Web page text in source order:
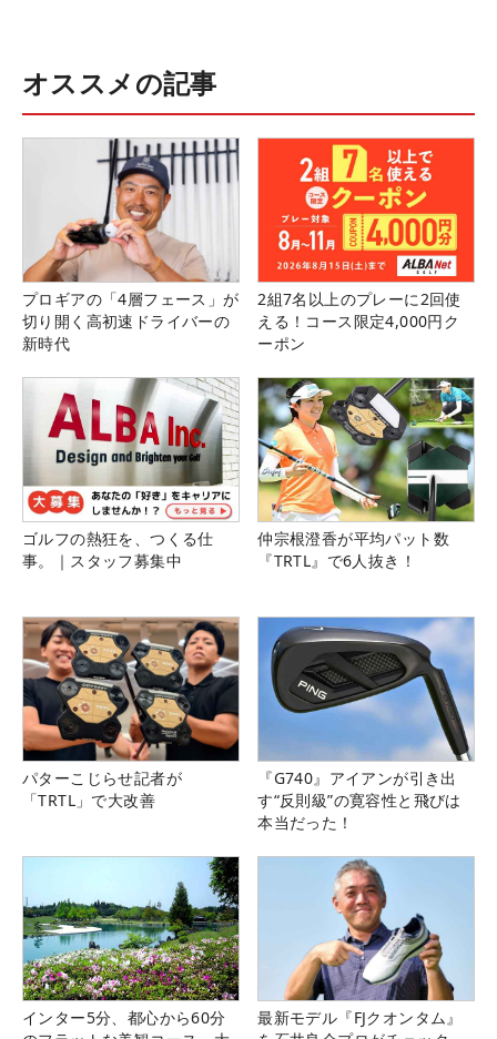
オススメの記事
プロギアの「4層フェース」が
切り開く高初速ドライバーの
新時代
2組7名以上のプレーに2回使
える！コース限定4,000円ク
ーポン
ゴルフの熱狂を、つくる仕
事。｜スタッフ募集中
仲宗根澄香が平均パット数
『TRTL』で6人抜き！
パターこじらせ記者が
「TRTL」で大改善
『G740』アイアンが引き出
す“反則級”の寛容性と飛びは
本当だった！
インター5分、都心から60分
最新モデル『FJクオンタム』